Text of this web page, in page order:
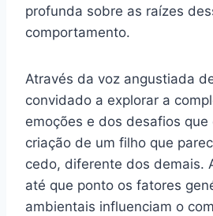
profunda sobre as raízes
comportamento.
Através da voz angustiada
convidado a explorar a
emoções e dos desafios que
criação de um filho que
cedo, diferente dos demais.
até que ponto os fatores
ambientais influenciam o